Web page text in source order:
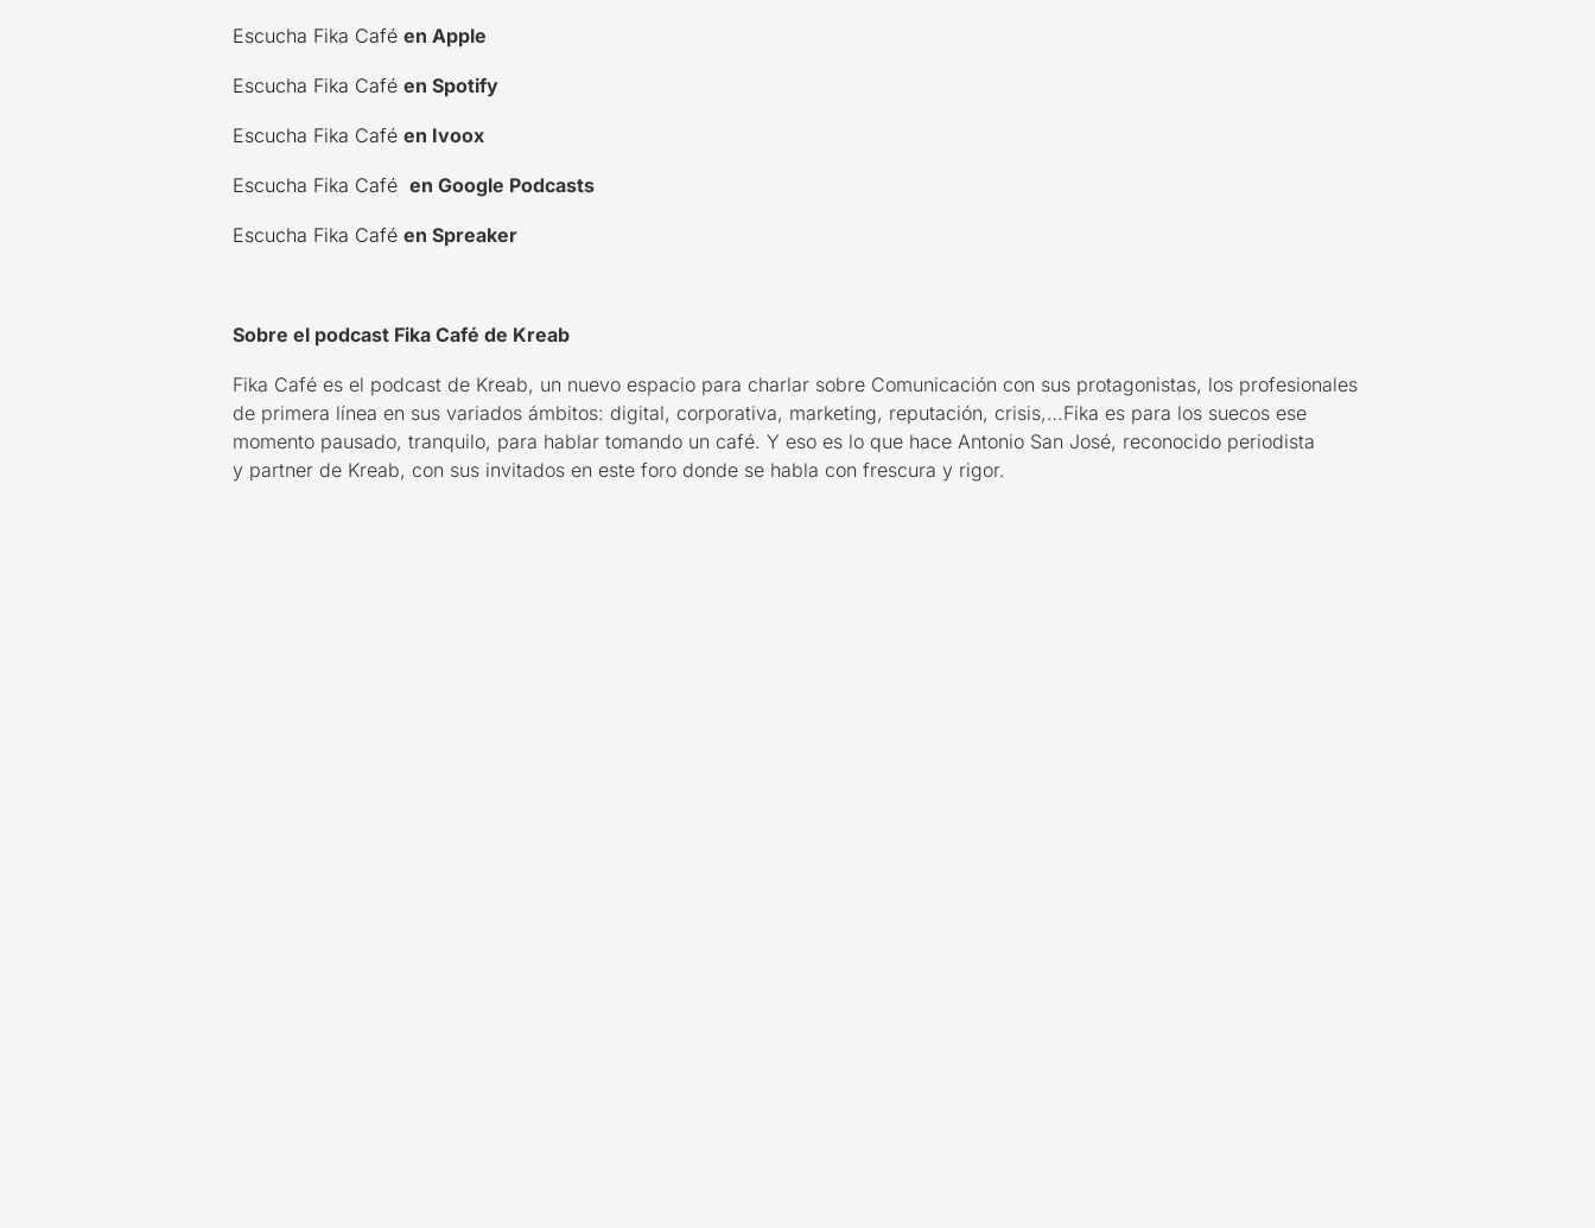
Escucha Fika Café en Apple
Escucha Fika Café en Spotify
Escucha Fika Café en Ivoox
Escucha Fika Café en Google Podcasts
Escucha Fika Café en Spreaker
Sobre el podcast Fika Café de Kreab
Fika Café es el podcast de Kreab, un nuevo espacio para charlar sobre Comunicación con sus protagonistas, los profesionales
de primera línea en sus variados ámbitos: digital, corporativa, marketing, reputación, crisis,…Fika es para los suecos ese
momento pausado, tranquilo, para hablar tomando un café. Y eso es lo que hace Antonio San José, reconocido periodista
y partner de Kreab, con sus invitados en este foro donde se habla con frescura y rigor.